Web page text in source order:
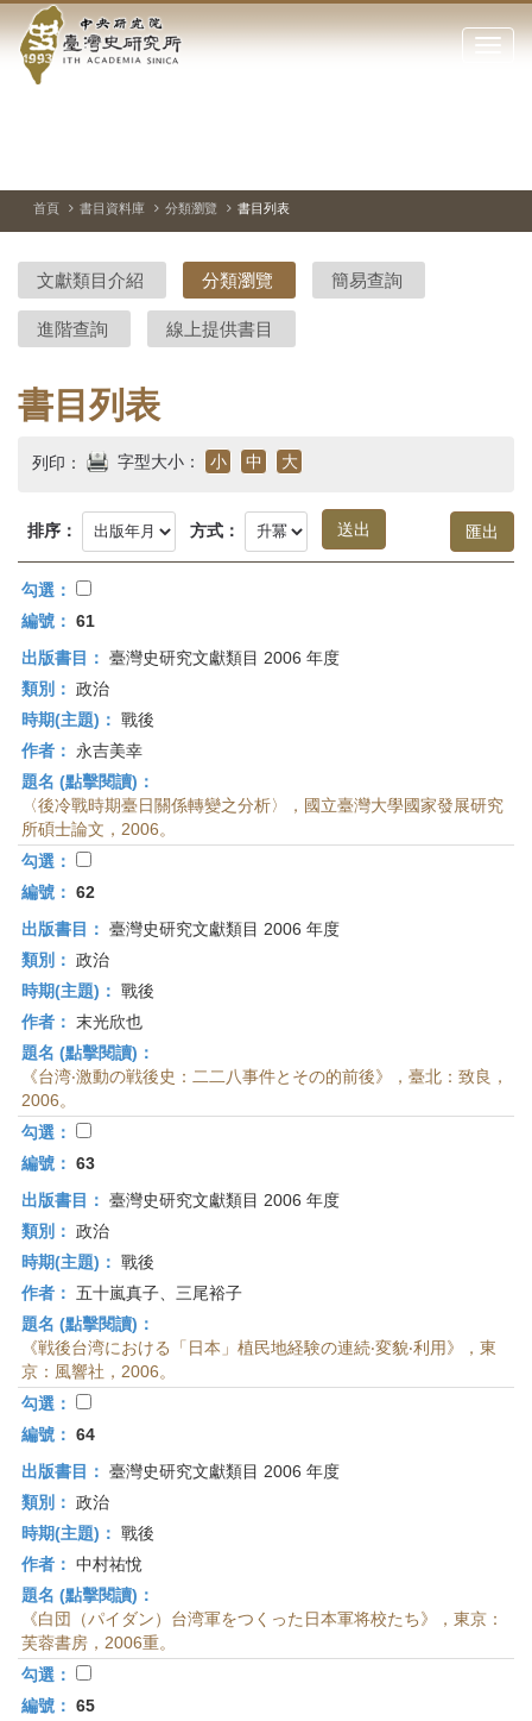
到中
央
院-
臺
灣
史
研
究
首
頁
點
閉
站
停、
圖
圖
結
首頁 書目資料庫 分類瀏覽 書目列表
文獻類目介紹 分類瀏覽 簡易查詢
進階查詢 線上提供書目
書目列表
列印： 字型大小： 小 中 大
排序： 方式：
勾選：
編號： 61
出版書目： 臺灣史研究文獻類目 2006 年度
類別： 政治
時期(主題)： 戰後
作者：
永吉美幸
題名 (點擊閱讀)：
〈後冷戰時期臺日關係轉變之分析〉，國立臺灣大學國家發展研究
所碩士論文，2006。
勾選：
編號： 62
出版書目： 臺灣史研究文獻類目 2006 年度
類別： 政治
時期(主題)： 戰後
作者： 末光欣也
題名 (點擊閱讀)：
《台湾‧激動の戦後史：二二八事件とその的前後》，臺北：致良，
2006。
勾選：
編號： 63
出版書目： 臺灣史研究文獻類目 2006 年度
類別： 政治
時期(主題)： 戰後
作者： 五十嵐真子、三尾裕子
題名 (點擊閱讀)：
《戦後台湾における「日本」植民地経験の連続‧変貌‧利用》，東
京：風響社，2006。
勾選：
編號： 64
出版書目： 臺灣史研究文獻類目 2006 年度
類別： 政治
時期(主題)： 戰後
作者： 中村祐悅
題名 (點擊閱讀)：
《白団（パイダン）台湾軍をつくった日本軍将校たち》，東京：
芙蓉書房，2006重。
勾選：
編號： 65